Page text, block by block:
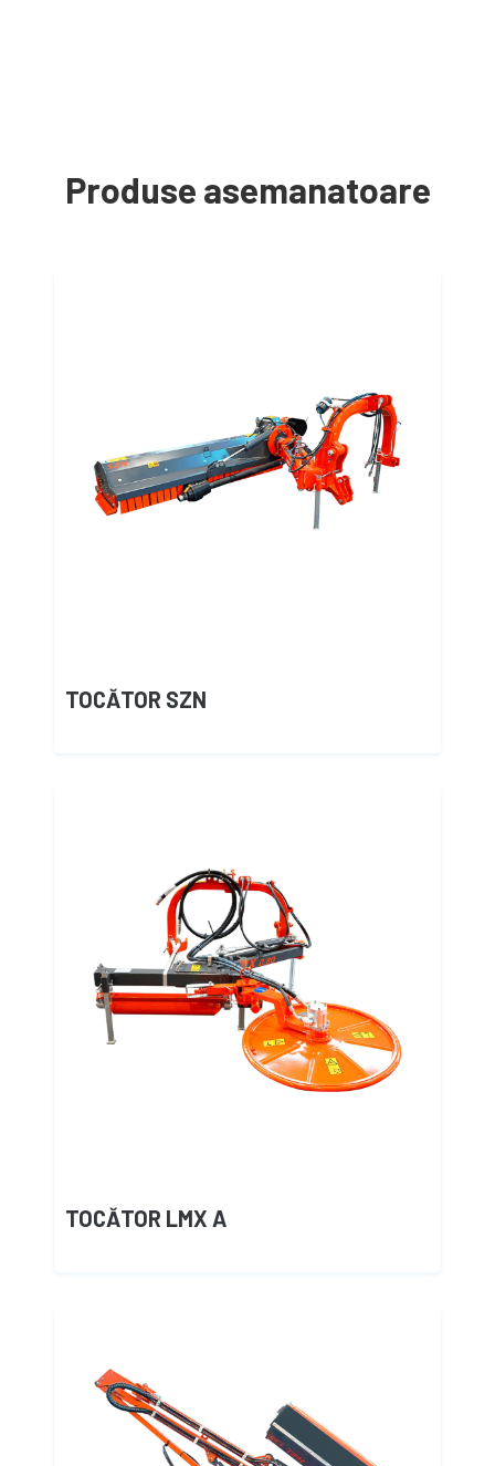
Produse asemanatoare
TOCĂTOR SZN
TOCĂTOR LMX A